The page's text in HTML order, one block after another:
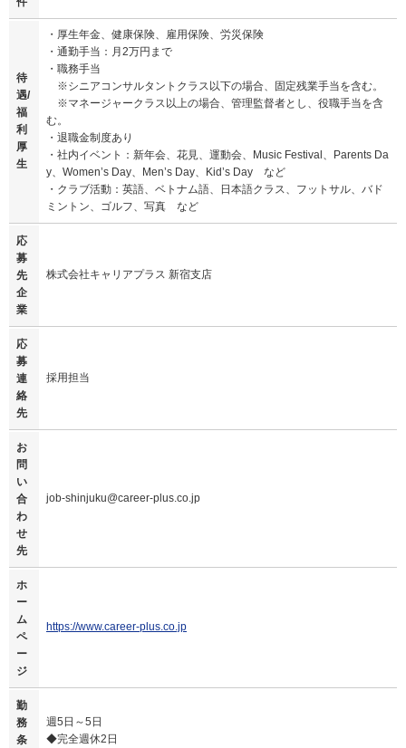
待
遇/
福
利
厚
生
・厚生年金、健康保険、雇用保険、労災保険
・通勤手当：月2万円まで
・職務手当
※シニアコンサルタントクラス以下の場合、固定残業手当を含む。
※マネージャークラス以上の場合、管理監督者とし、役職手当を含
む。
・退職金制度あり
・社内イベント：新年会、花見、運動会、Music Festival、Parents Da
y、Women’s Day、Men’s Day、Kid’s Day など
・クラブ活動：英語、ベトナム語、日本語クラス、フットサル、バド
ミントン、ゴルフ、写真 など
応
募
先
企
業
株式会社キャリアプラス 新宿支店
応
募
連
絡
先
採用担当
お
問
い
合
わ
せ
先
job-shinjuku@career-plus.co.jp
ホ
ー
ム
ペ
ー
ジ
https://www.career-plus.co.jp
勤
務
条
週5日～5日
◆完全週休2日